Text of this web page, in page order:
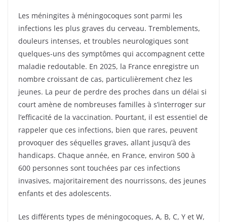
Les méningites à méningocoques sont parmi les
infections les plus graves du cerveau. Tremblements,
douleurs intenses, et troubles neurologiques sont
quelques-uns des symptômes qui accompagnent cette
maladie redoutable. En 2025, la France enregistre un
nombre croissant de cas, particulièrement chez les
jeunes. La peur de perdre des proches dans un délai si
court amène de nombreuses familles à s’interroger sur
l’efficacité de la vaccination. Pourtant, il est essentiel de
rappeler que ces infections, bien que rares, peuvent
provoquer des séquelles graves, allant jusqu’à des
handicaps. Chaque année, en France, environ 500 à
600 personnes sont touchées par ces infections
invasives, majoritairement des nourrissons, des jeunes
enfants et des adolescents.
Les différents types de méningocoques, A, B, C, Y et W,